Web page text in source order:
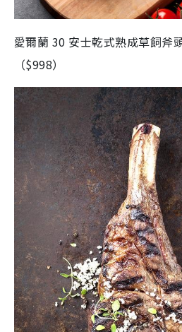
愛爾蘭 30 安士乾式熟成草飼斧
（$998）